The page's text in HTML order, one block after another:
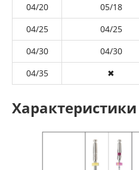
04/20
05/18
04/25
04/25
04/30
04/30
04/35
✖
Характеристики